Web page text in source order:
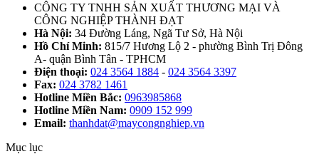
CÔNG TY TNHH SẢN XUẤT THƯƠNG MẠI VÀ
CÔNG NGHIỆP THÀNH ĐẠT
Hà Nội: 34 Đường Láng, Ngã Tư Sở, Hà Nội
Hồ Chí Minh: 815/7 Hương Lộ 2 - phường Bình Trị Đông
A- quận Bình Tân - TPHCM
Điện thoại: 024 3564 1884 - 024 3564 3397
Fax: 024 3782 1461
Hotline Miền Bắc: 0963985868
Hotline Miền Nam: 0909 152 999
Email: thanhdat@maycongnghiep.vn
Mục lục